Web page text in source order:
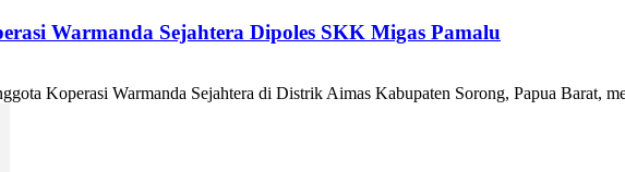
Warmanda Sejahtera Dipoles SKK Migas Pamalu
Koperasi Warmanda Sejahtera di Distrik Aimas Kabupaten Sorong, Papua Barat,